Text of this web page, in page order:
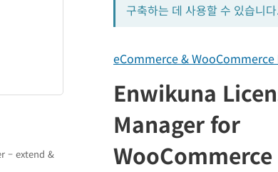
– extend &
구축하는 데 사용할 수 있습니
eCommerce & WooCommerce
Enwikuna
Manager for
WooCommerce